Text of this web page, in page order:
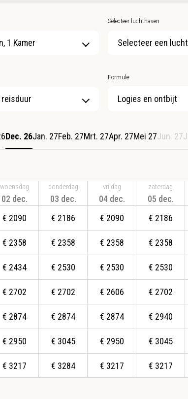
1 Kamer
Selecteer luchthaven
Selecteer een
Formule
Dec. 26Jan. 27Feb. 27Mrt. 27Apr. 27Mei 27Jun. 27
woensdag
02 dec.
€ 2090
€ 2358
€ 2434
€ 2702
€ 2874
€ 2950
€ 3217
donderdag
03 dec.
€ 2186
€ 2358
€ 2530
€ 2702
€ 2874
€ 3045
€ 3284
vrijdag
04 dec.
€ 2090
€ 2358
€ 2530
€ 2606
€ 2874
€ 2950
€ 3217
zaterdag
05 dec.
€ 2186
€ 2358
€ 2530
€ 2702
€ 2940
€ 3045
€ 3217